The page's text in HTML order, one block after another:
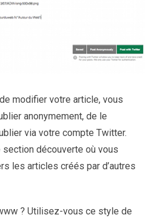
modifier votre article, vous
anonymement, de le
via votre compte Twitter.
section découverte où vous
les articles créés par d’autres
? Utilisez-vous ce style de